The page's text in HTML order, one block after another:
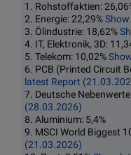
1. Rohstoffaktien:
2. Energie: 22,29%
3. Ölindustrie: 18,62%
4. IT, Elektronik, 3D:
5. Telekom: 10,02%
6. PCB (Printed Circuit
latest Report
7. Deutsche
(28.03.2026)
8. Aluminium: 5,4%
9. MSCI World Biggest
(21.03.2026)